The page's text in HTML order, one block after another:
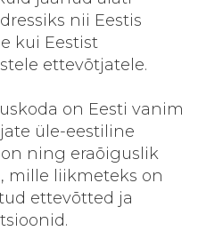
nii Eestis
kui Eestist
ettevõtjatele.
on Eesti vanim
üle-eestiline
ning eraõiguslik
liikmeteks on
ettevõtted ja